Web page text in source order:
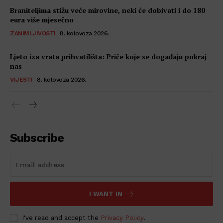
Braniteljima stižu veće mirovine, neki će dobivati i do 180
eura više mjesečno
ZANIMLJIVOSTI 8. kolovoza 2026.
Ljeto iza vrata prihvatilišta: Priče koje se događaju pokraj
nas
VIJESTI 8. kolovoza 2026.
Subscribe
I WANT IN
I've read and accept the Privacy Policy.